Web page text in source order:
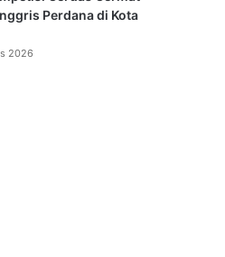
Perdana di Kota
2026